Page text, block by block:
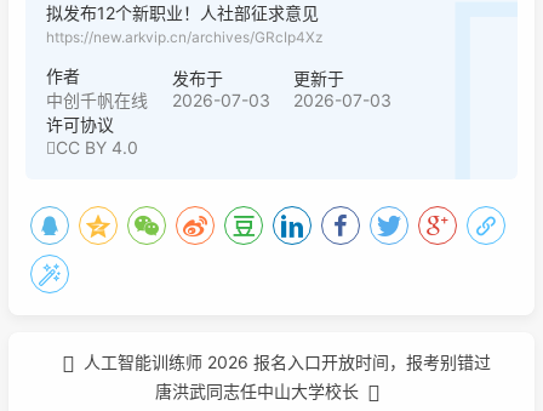
拟发布12个新职业！人社部征求意见
https://new.arkvip.cn/archives/GRcIp4Xz
作者
中创千帆在线
发布于
2026-07-03
更新于
2026-07-03
许可协议
CC BY 4.0
人工智能训练师 2026 报名入口开放时间，报考别错过
唐洪武同志任中山大学校长